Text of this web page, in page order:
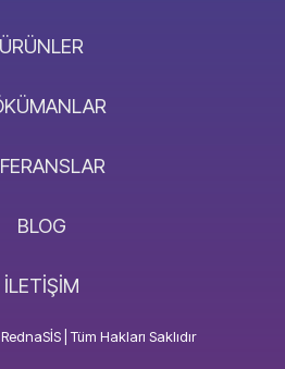
ÜRÜNLER
BLOG
İLETIŞIM
| Tüm Hakları Saklıdır